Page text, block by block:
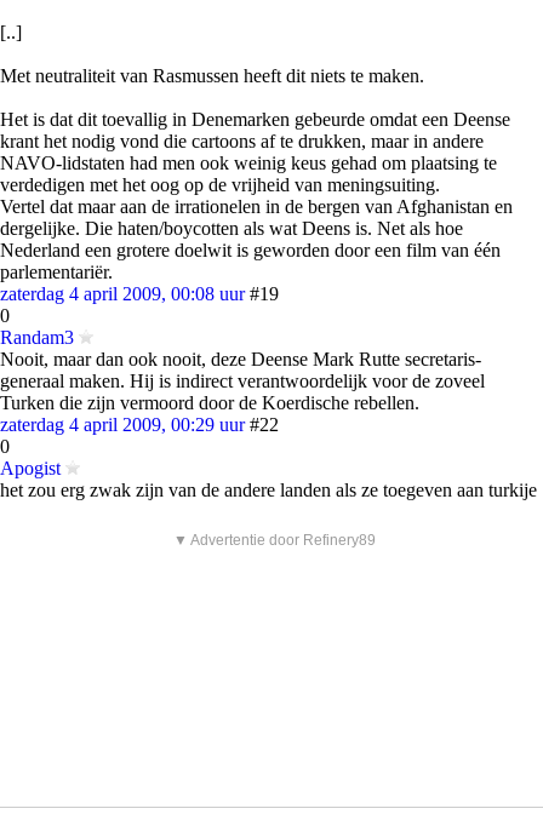
[..]
Met neutraliteit van Rasmussen heeft dit niets te maken.
Het is dat dit toevallig in Denemarken gebeurde omdat een Deense
krant het nodig vond die cartoons af te drukken, maar in andere
NAVO-lidstaten had men ook weinig keus gehad om plaatsing te
verdedigen met het oog op de vrijheid van meningsuiting.
Vertel dat maar aan de irrationelen in de bergen van Afghanistan en
dergelijke. Die haten/boycotten als wat Deens is. Net als hoe
Nederland een grotere doelwit is geworden door een film van één
parlementariër.
zaterdag 4 april 2009, 00:08 uur #19
0
Randam3
Nooit, maar dan ook nooit, deze Deense Mark Rutte secretaris-
generaal maken. Hij is indirect verantwoordelijk voor de zoveel
Turken die zijn vermoord door de Koerdische rebellen.
zaterdag 4 april 2009, 00:29 uur #22
0
Apogist
het zou erg zwak zijn van de andere landen als ze toegeven aan turkije
▼ Advertentie door Refinery89